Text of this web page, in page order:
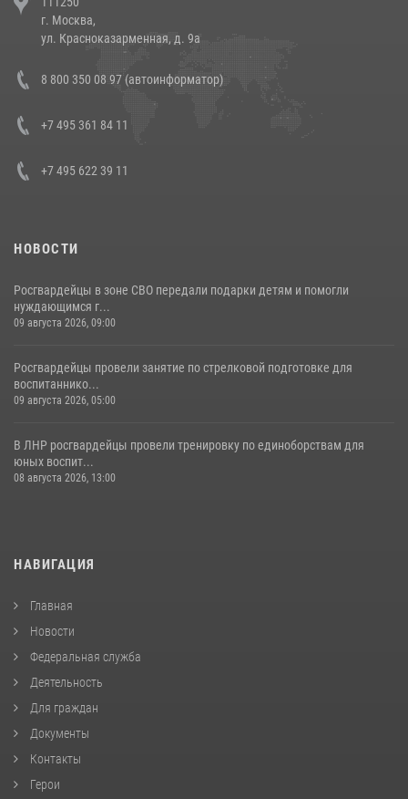
напавших на бригаду скорой помощи (видео)
14 июля 2026, 12:20
Состоялась рабочая встреча директора Росгвардии Героя России
генерала армии Виктора Золотова с заместителем полномочного
представителя Президента Российской Федерации в Северо-
Кавказском федеральном округе Виталием Кузнецовым
г. Москва,
ул. Красноказарменная, д. 9а
8 800 350 08 97 (автоинформатор)
+7 495 361 84 11
+7 495 622 39 11
НОВОСТИ
Росгвардейцы в зоне СВО передали подарки детям и помогли
нуждающимся г...
09 августа 2026, 09:00
Росгвардейцы провели занятие по стрелковой подготовке для
воспитаннико...
09 августа 2026, 05:00
В ЛНР росгвардейцы провели тренировку по единоборствам для
юных воспит...
08 августа 2026, 13:00
НАВИГАЦИЯ
Главная
Новости
Федеральная служба
Деятельность
Для граждан
Документы
Контакты
Герои